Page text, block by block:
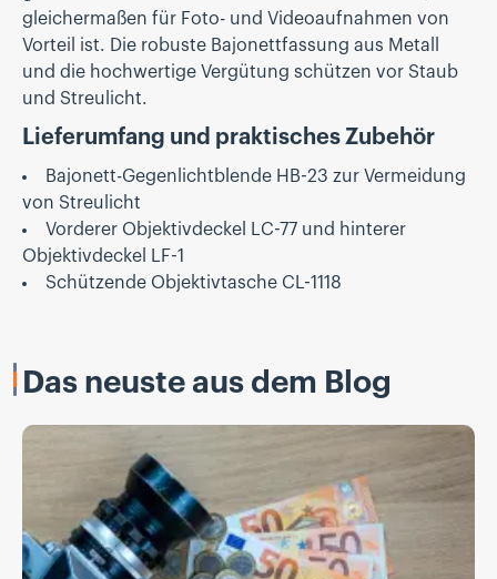
gleichermaßen für Foto- und Videoaufnahmen von
Vorteil ist. Die robuste Bajonettfassung aus Metall
und die hochwertige Vergütung schützen vor Staub
und Streulicht.
Lieferumfang und praktisches Zubehör
Bajonett-Gegenlichtblende HB-23 zur Vermeidung
von Streulicht
Vorderer Objektivdeckel LC-77 und hinterer
Objektivdeckel LF-1
Schützende Objektivtasche CL-1118
Das neuste aus dem Blog